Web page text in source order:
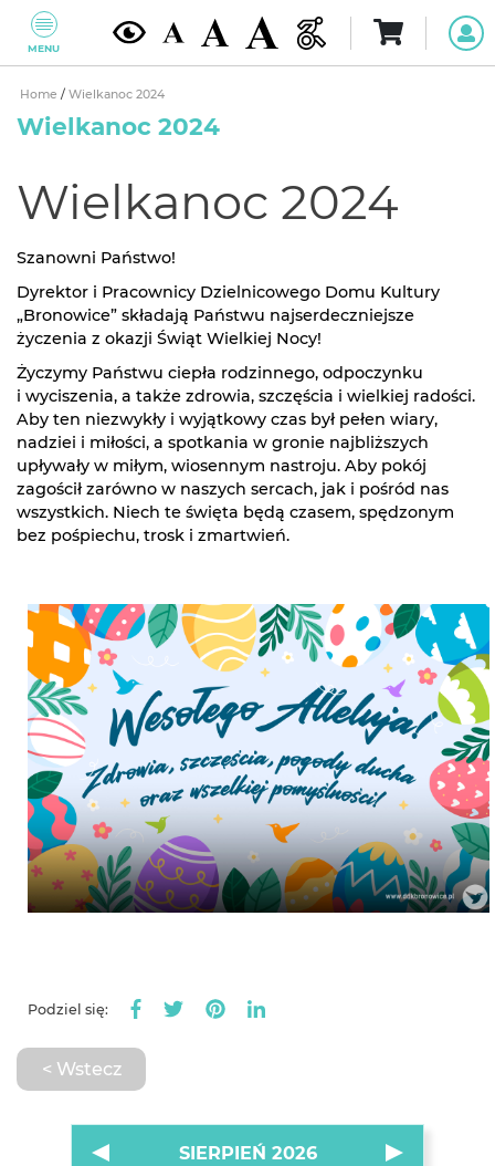
MENU
Home / Wielkanoc 2024
Wielkanoc 2024
Wielkanoc 2024
Szanowni Państwo!
Dyrektor i Pracownicy Dzielnicowego Domu Kultury
„Bronowice” składają Państwu najserdeczniejsze
życzenia z okazji Świąt Wielkiej Nocy!
Życzymy Państwu ciepła rodzinnego, odpoczynku
i wyciszenia, a także zdrowia, szczęścia i wielkiej radości.
Aby ten niezwykły i wyjątkowy czas był pełen wiary,
nadziei i miłości, a spotkania w gronie najbliższych
upływały w miłym, wiosennym nastroju. Aby pokój
zagościł zarówno w naszych sercach, jak i pośród nas
wszystkich. Niech te święta będą czasem, spędzonym
bez pośpiechu, trosk i zmartwień.
Podziel się:
< Wstecz
SIERPIEŃ 2026